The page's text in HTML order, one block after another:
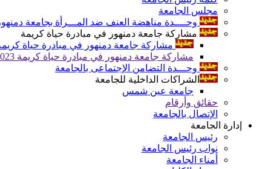
مجلس الجامعة
وحــــدة مناهضة العنف ضد المـــرأة بجامعة
مشاركة جامعة دمنهور في مبادرة حياة كريمة
مشاركة جامعة دمنهور في مبادرة حياة كريمة
مشاركة جامعة دمنهور في مبادرة حياة كريمة 2023
وحـــدة التضامن الإجتماعى بالجامعة
الشراكات الداخلية للجامعة
جامعة عين شمس
حقائق وأرقام
الإتصال بالجامعة
إدارة الجامعة
رئيس الجامعة
نواب رئيس الجامعة
أمناء الجامعة